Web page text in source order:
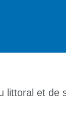
littoral et de